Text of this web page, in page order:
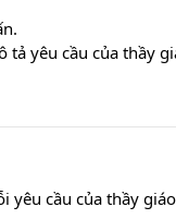
tả yêu cầu của thầy
yêu cầu của thầy